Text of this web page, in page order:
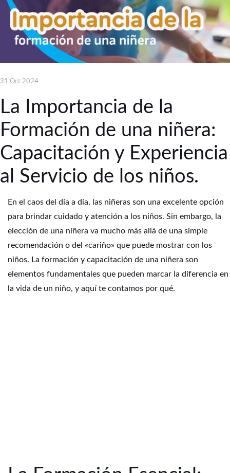
31 Oct 2024
La Importancia de la
Formación de una niñera:
Capacitación y Experiencia
al Servicio de los niños.
En el caos del día a día, las niñeras son una excelente opción
para brindar cuidado y atención a los niños. Sin embargo, la
elección de una niñera va mucho más allá de una simple
recomendación o del «cariño» que puede mostrar con los
niños. La formación y capacitación de una niñera son
elementos fundamentales que pueden marcar la diferencia en
la vida de un niño, y aquí te contamos por qué.